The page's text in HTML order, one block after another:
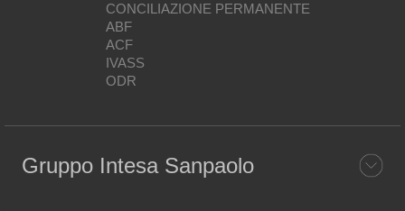
CONCILIAZIONE PERMANENTE
ABF
ACF
IVASS
ODR
Gruppo Intesa Sanpaolo